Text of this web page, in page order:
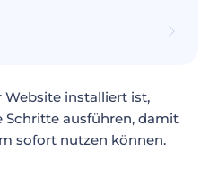
Website installiert ist,
Schritte ausführen, damit
sofort nutzen können.